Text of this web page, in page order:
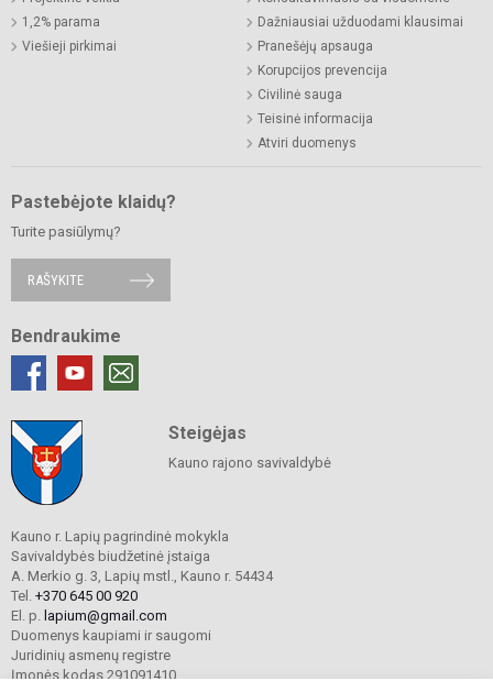
1,2% parama
Viešieji pirkimai
Dažniausiai užduodami klausimai
Pranešėjų apsauga
Korupcijos prevencija
Civilinė sauga
Teisinė informacija
Atviri duomenys
Pastebėjote klaidų?
Turite pasiūlymų?
RAŠYKITE
Bendraukime
Steigėjas
Kauno rajono savivaldybė
Kauno r. Lapių pagrindinė mokykla
Savivaldybės biudžetinė įstaiga
A. Merkio g. 3, Lapių mstl., Kauno r. 54434
Tel. +370 645 00 920
El. p. lapium@gmail.com
Duomenys kaupiami ir saugomi
Juridinių asmenų registre
Įmonės kodas 291091410